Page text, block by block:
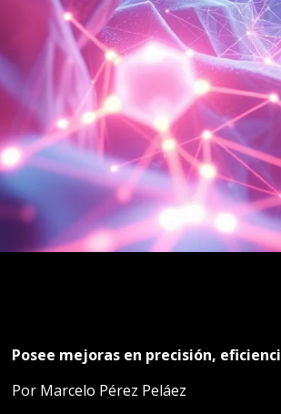
Posee mejoras en precisión,
Por Marcelo Pérez Peláez